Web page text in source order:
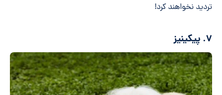
تردید نخواهند کرد!
۷. پیکینیز